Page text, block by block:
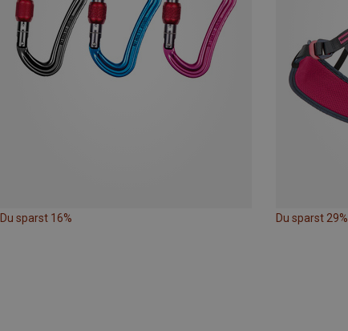
Du sparst 16% Du sparst 29%